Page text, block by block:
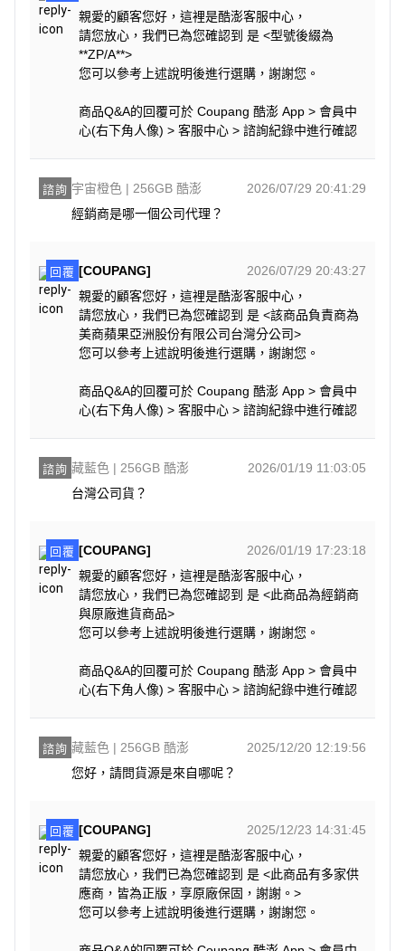
親愛的顧客您好，這裡是酷澎客服中心，
請您放心，我們已為您確認到 是 <型號後綴為
**ZP/A**>
您可以參考上述說明後進行選購，謝謝您。
商品Q&A的回覆可於 Coupang 酷澎 App > 會員中
心(右下角人像) > 客服中心 > 諮詢紀錄中進行確認
諮詢 宇宙橙色 | 256GB 酷澎
2026/07/29 20:41:29
經銷商是哪一個公司代理？
回覆 [COUPANG]
2026/07/29 20:43:27
親愛的顧客您好，這裡是酷澎客服中心，
請您放心，我們已為您確認到 是 <該商品負責商為
美商蘋果亞洲股份有限公司台灣分公司>
您可以參考上述說明後進行選購，謝謝您。
商品Q&A的回覆可於 Coupang 酷澎 App > 會員中
心(右下角人像) > 客服中心 > 諮詢紀錄中進行確認
諮詢 藏藍色 | 256GB 酷澎
2026/01/19 11:03:05
台灣公司貨？
回覆 [COUPANG]
2026/01/19 17:23:18
親愛的顧客您好，這裡是酷澎客服中心，
請您放心，我們已為您確認到 是 <此商品為經銷商
與原廠進貨商品>
您可以參考上述說明後進行選購，謝謝您。
商品Q&A的回覆可於 Coupang 酷澎 App > 會員中
心(右下角人像) > 客服中心 > 諮詢紀錄中進行確認
諮詢 藏藍色 | 256GB 酷澎
2025/12/20 12:19:56
您好，請問貨源是來自哪呢？
回覆 [COUPANG]
2025/12/23 14:31:45
親愛的顧客您好，這裡是酷澎客服中心，
請您放心，我們已為您確認到 是 <此商品有多家供
應商，皆為正版，享原廠保固，謝謝。>
您可以參考上述說明後進行選購，謝謝您。